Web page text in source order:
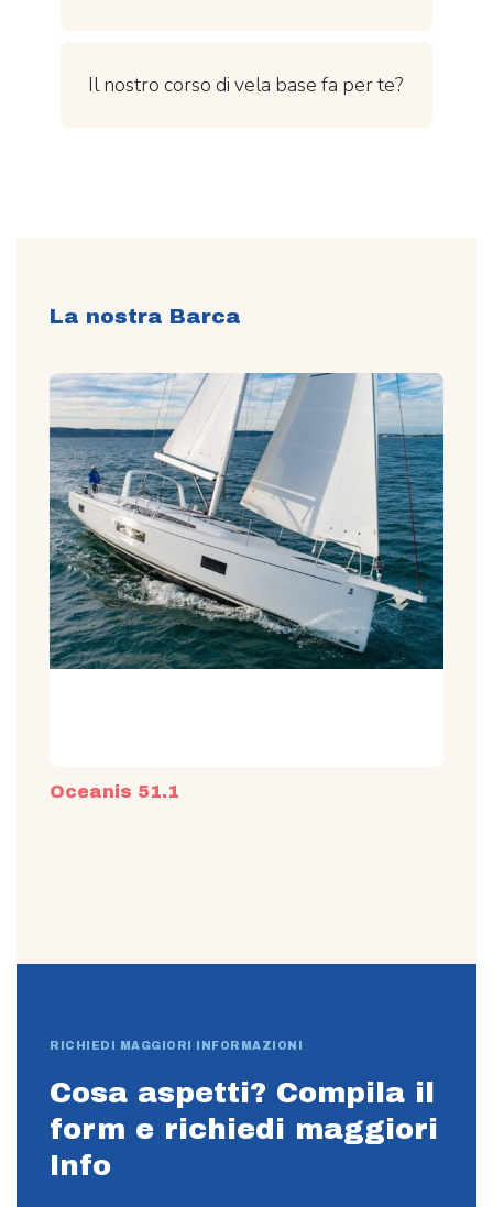
Il nostro corso di vela base fa per te?
La nostra Barca
Oceanis 51.1
RICHIEDI MAGGIORI INFORMAZIONI
Cosa aspetti? Compila il
form e richiedi maggiori
Info